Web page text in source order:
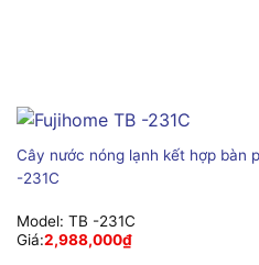
Cây nước nóng lạnh kết hợp bàn
-231C
Model: TB -231C
Giá:2,988,000₫